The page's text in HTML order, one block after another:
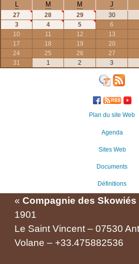
L M M J
27 28 29 30
3
4 5 6
10
11 12 13
17
18 19 20
24
25 26 27
31
1 2 3
Plan du site Web
Agenda
Sites Web
Documents
Définitions
« Compagnie des Skowiés
1901
Le Saint Vincent – 07530
Volane – +33.475882536